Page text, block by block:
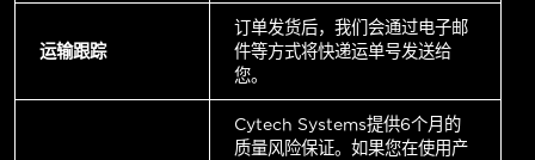
运输跟踪
订单发货后，我们会通过电子邮
件等方式将快递运单号发送给
您。
Cytech Systems提供6个月的
质量风险保证。如果您在使用产